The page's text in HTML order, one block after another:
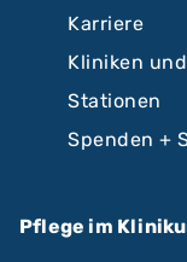
Karriere
Kliniken
Stationen
Spenden +
Pflege im